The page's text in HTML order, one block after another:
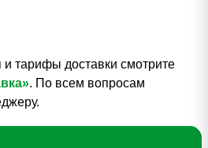
тарифы доставки смотрите
. По всем вопросам